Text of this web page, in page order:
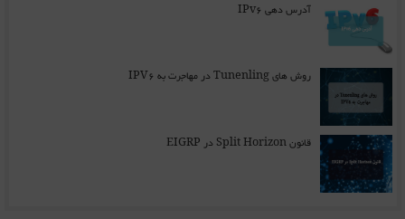
آدرس دهی IPv6
روش های Tunenling در مهاجرت به IPV6
قانون Split Horizon در EIGRP